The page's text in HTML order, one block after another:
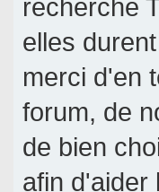
recherche
elles
merci d'en
forum, de
de bien
afin d'aider